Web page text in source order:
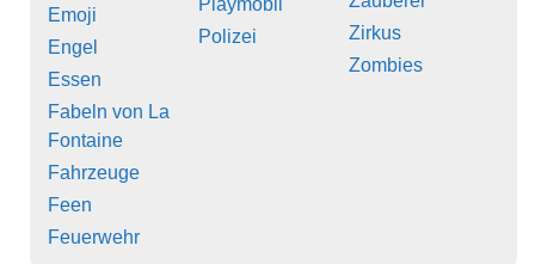
Emoji
Engel
Essen
Fabeln von La
Fontaine
Fahrzeuge
Feen
Feuerwehr
Playmobil
Polizei
Zirkus
Zombies